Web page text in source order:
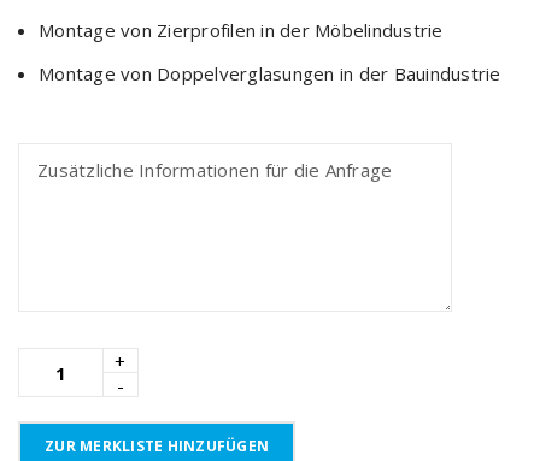
Montage von Zierprofilen in der Möbelindustrie
Montage von Doppelverglasungen in der Bauindustrie
ZUR MERKLISTE HINZUFÜGEN